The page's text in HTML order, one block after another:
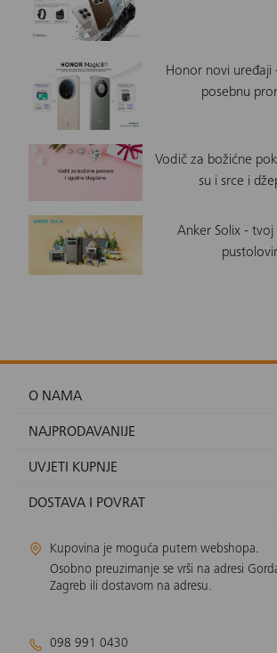
Honor novi uređaji
posebnu
Vodič za božićne
su i srce i
Anker Solix -
O NAMA
NAJPRODAVANIJE
UVJETI KUPNJE
DOSTAVA I POVRAT
Kupovina je moguća putem webshopa.
Osobno preuzimanje se vrši na adresi
Zagreb ili dostavom na adresu.
098 991 0430